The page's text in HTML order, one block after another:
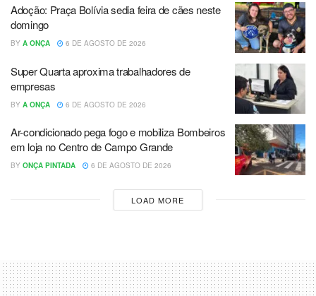
Adoção: Praça Bolívia sedia feira de cães neste
domingo
BY A ONÇA 6 DE AGOSTO DE 2026
Super Quarta aproxima trabalhadores de
empresas
BY A ONÇA 6 DE AGOSTO DE 2026
Ar-condicionado pega fogo e mobiliza Bombeiros
em loja no Centro de Campo Grande
BY ONÇA PINTADA 6 DE AGOSTO DE 2026
LOAD MORE